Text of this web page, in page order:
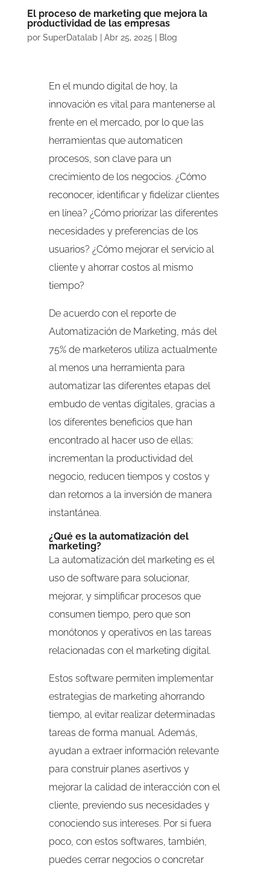
El proceso de marketing que mejora la
productividad de las empresas
por SuperDatalab| Abr 25, 2025 Blog
En el mundo digital de hoy, la
innovación es vital para mantenerse al
frente en el mercado, por lo que las
herramientas que automaticen
procesos, son clave para un
crecimiento de los negocios. ¿Cómo
reconocer, identificar y fidelizar clientes
en línea? ¿Cómo priorizar las diferentes
necesidades y preferencias de los
usuarios? ¿Cómo mejorar el servicio al
cliente y ahorrar costos al mismo
tiempo?
De acuerdo con el reporte de
Automatización de Marketing, más del
75% de marketeros utiliza actualmente
al menos una herramienta para
automatizar las diferentes etapas del
embudo de ventas digitales, gracias a
los diferentes beneficios que han
encontrado al hacer uso de ellas;
incrementan la productividad del
negocio, reducen tiempos y costos y
dan retornos a la inversión de manera
instantánea.
¿Qué es la automatización del
marketing?
La automatización del marketing es el
uso de software para solucionar,
mejorar, y simplificar procesos que
consumen tiempo, pero que son
monótonos y operativos en las tareas
relacionadas con el marketing digital.
Estos software permiten implementar
estrategias de marketing ahorrando
tiempo, al evitar realizar determinadas
tareas de forma manual. Además,
ayudan a extraer información relevante
para construir planes asertivos y
mejorar la calidad de interacción con el
cliente, previendo sus necesidades y
conociendo sus intereses. Por si fuera
poco, con estos softwares, también,
puedes cerrar negocios o concretar